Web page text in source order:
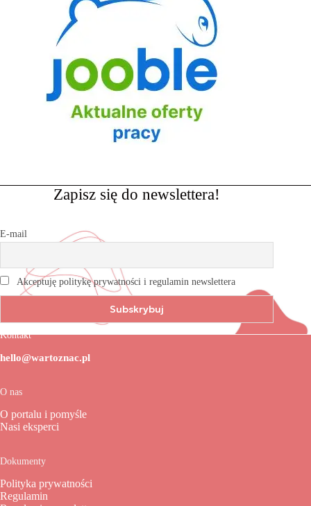
Zapisz się do newslettera!
E-mail
Akceptuję politykę prywatności i regulamin newslettera
Kontakt
hello@wartoznac.pl
O nas
O portalu i pomyśle
Nasi eksperci
Dokumenty
Polityka prywatności
Regulamin